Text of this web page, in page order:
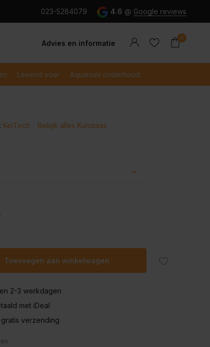
betaald met iDeal
023-5284079 4.6 @ Google reviews
Advies en informatie
Account
0
Levend voer Aquarium onderhoud
KeiTech Bekijk alles Kunstaas
Toevoegen aan winkelwagen
2-3 werkdagen
met iDeal
verzending